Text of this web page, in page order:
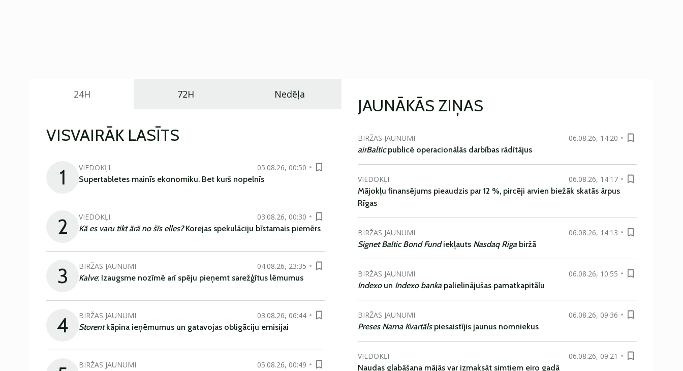
24H 72H Nedēļa
VISVAIRĀK LASĪTS
1 VIEDOKĻI
05.08.26, 00:50
Supertabletes mainīs ekonomiku. Bet kurš nopelnīs
2 VIEDOKĻI
03.08.26, 00:30
Kā es varu tikt ārā no šīs elles?Korejas spekulāciju bīstamais piemērs
3 BIRŽAS JAUNUMI
04.08.26, 23:35
Kalve: Izaugsme nozīmē arī spēju pieņemt sarežģītus lēmumus
4 BIRŽAS JAUNUMI
03.08.26, 06:44
Storentkāpina ieņēmumus un gatavojas obligāciju emisijai
BIRŽAS JAUNUMI 05.08.26, 00:49
JAUNĀKĀS ZIŅAS
BIRŽAS JAUNUMI
06.08.26, 14:20
airBalticpublicē operacionālās darbības rādītājus
VIEDOKĻI
06.08.26, 14:17
Mājokļu finansējums pieaudzis par 12 %, pircēji arvien biežāk skatās ārpus
Rīgas
BIRŽAS JAUNUMI
06.08.26, 14:13
Signet Baltic Bond Fundiekļauts Nasdaq Riga biržā
BIRŽAS JAUNUMI
06.08.26, 10:55
Indexoun Indexo banka palielinājušas pamatkapitālu
BIRŽAS JAUNUMI
06.08.26, 09:36
Preses Nama Kvartāls piesaistījis jaunus nomniekus
VIEDOKĻI
06.08.26, 09:21
Naudas glabāšana mājās var izmaksāt simtiem eiro gadā